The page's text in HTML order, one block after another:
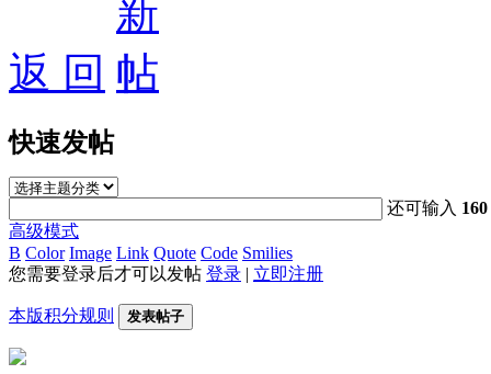
返 回
快速发帖
还可输入 160
高级模式
B Color Image Link Quote Code Smilies
您需要登录后才可以发帖 登录 | 立即注册
本版积分规则 发表帖子